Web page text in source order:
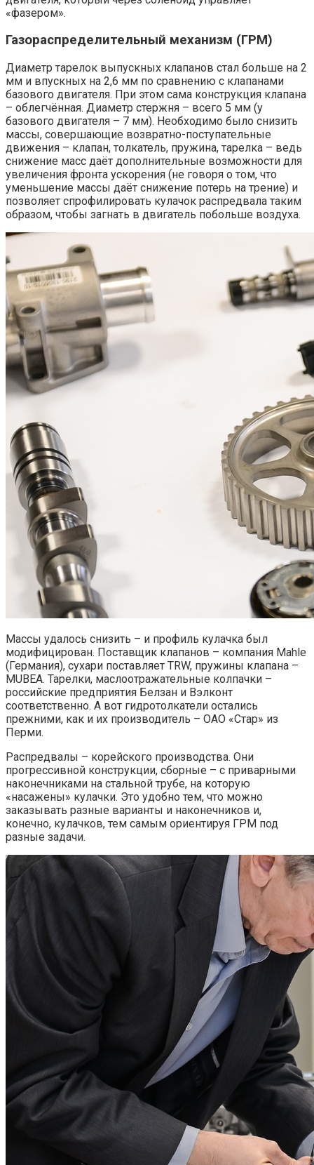
«фазером».
Газораспределительный механизм (ГРМ)
Диаметр тарелок выпускных клапанов стал больше на 2
мм и впускных на 2,6 мм по сравнению с клапанами
базового двигателя. При этом сама конструкция клапана
– облегчённая. Диаметр стержня – всего 5 мм (у
базового двигателя – 7 мм). Необходимо было снизить
массы, совершающие возвратно-поступательные
движения – клапан, толкатель, пружина, тарелка – ведь
снижение масс даёт дополнительные возможности для
увеличения фронта ускорения (не говоря о том, что
уменьшение массы даёт снижение потерь на трение) и
позволяет спрофилировать кулачок распредвала таким
образом, чтобы загнать в двигатель побольше воздуха.
Массы удалось снизить – и профиль кулачка был
модифицирован. Поставщик клапанов – компания Mahle
(Германия), сухари поставляет TRW, пружины клапана –
MUBEA. Тарелки, маслоотражательные колпачки –
российские предприятия Белзан и Вэлконт
соответственно. А вот гидротолкатели остались
прежними, как и их производитель – ОАО «Стар» из
Перми.
Распредвалы – корейского производства. Они
прогрессивной конструкции, сборные – с приварными
наконечниками на стальной трубе, на которую
«насажены» кулачки. Это удобно тем, что можно
заказывать разные варианты и наконечников и,
конечно, кулачков, тем самым ориентируя ГРМ под
разные задачи.